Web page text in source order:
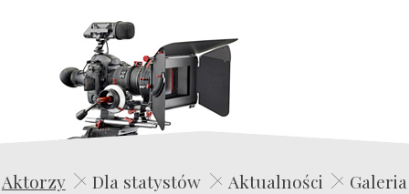
Edwin Film Agencja Aktorska
Aktorzy Dla statystów Aktualności
Galeria